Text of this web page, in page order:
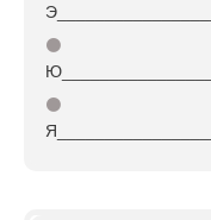
Э_________________
⚫
⚫
Я_________________